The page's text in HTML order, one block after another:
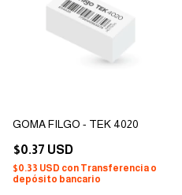
GOMA FILGO - TEK 4020
$0.37 USD
$0.33 USD con Transferencia o
depósito bancario